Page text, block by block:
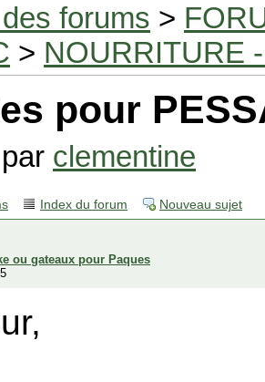
forums >
> NOURRITURE
pour
clementine
Index du forum Nouveau sujet
ou gateaux pour Paques